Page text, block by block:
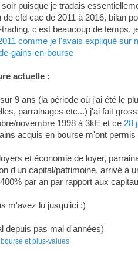
puisque je tradais
cfd cac de 2011 à 2016, bilan
c'est beaucoup de
comme je l'avais expliqué sur
gains-en-bourse
actuelle :
9 ans (la période où j'ai été le
parrainages etc...) j'ai fait
novembre 1998 à 3kE et ce 28
acquis en bourse m'ont
et économie de loyer,
d'un capital/patrimoine, arrivé à
par an par rapport aux
m'avez lu jusqu'ici :)
depuis pas mal d'années)
et plus-values